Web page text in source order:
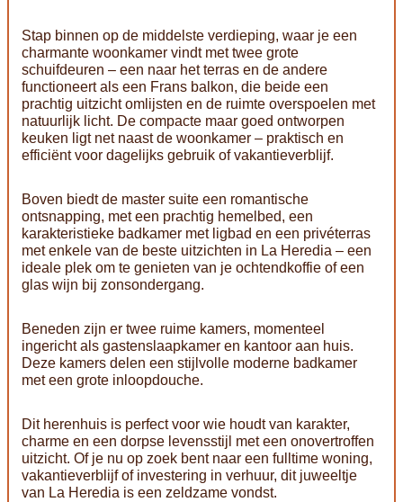
Stap binnen op de middelste verdieping, waar je een
charmante woonkamer vindt met twee grote
schuifdeuren – een naar het terras en de andere
functioneert als een Frans balkon, die beide een
prachtig uitzicht omlijsten en de ruimte overspoelen met
natuurlijk licht. De compacte maar goed ontworpen
keuken ligt net naast de woonkamer – praktisch en
efficiënt voor dagelijks gebruik of vakantieverblijf.
Boven biedt de master suite een romantische
ontsnapping, met een prachtig hemelbed, een
karakteristieke badkamer met ligbad en een privéterras
met enkele van de beste uitzichten in La Heredia – een
ideale plek om te genieten van je ochtendkoffie of een
glas wijn bij zonsondergang.
Beneden zijn er twee ruime kamers, momenteel
ingericht als gastenslaapkamer en kantoor aan huis.
Deze kamers delen een stijlvolle moderne badkamer
met een grote inloopdouche.
Dit herenhuis is perfect voor wie houdt van karakter,
charme en een dorpse levensstijl met een onovertroffen
uitzicht. Of je nu op zoek bent naar een fulltime woning,
vakantieverblijf of investering in verhuur, dit juweeltje
van La Heredia is een zeldzame vondst.